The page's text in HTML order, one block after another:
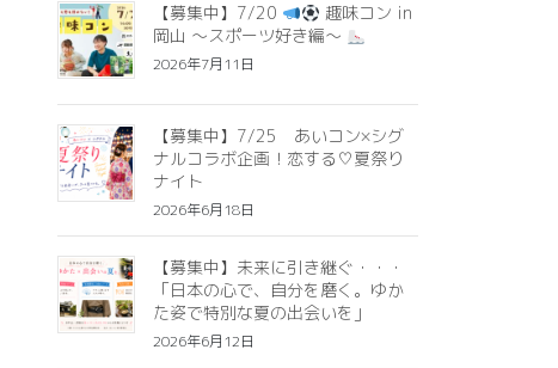
【募集中】7/20
趣味コン in
岡山 ～スポーツ好き編～
2026年7月11日
【募集中】7/25 あいコン×シグ
ナルコラボ企画！恋する♡夏祭り
ナイト
2026年6月18日
【募集中】未来に引き継ぐ・・・
「日本の心で、自分を磨く。ゆか
た姿で特別な夏の出会いを」
2026年6月12日